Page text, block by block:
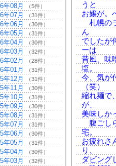
年08月 （5件）
年07月 （31件）
年06月 （30件）
年05月 （31件）
年04月 （30件）
年03月 （32件）
年02月 （28件）
年01月 （31件）
年12月 （31件）
年11月 （30件）
年10月 （31件）
年09月 （30件）
年08月 （31件）
年07月 （31件）
年06月 （30件）
年05月 （31件）
年04月 （30件）
年03月 （32件）
うと
お嬢が。
札幌の
ん
でしたが
ーは
昔風、味
塩。
今、気が
（笑）
縮れ麺で
が、
美味しか
腹ごし
宅。
お疲れさ
り、
ダビング